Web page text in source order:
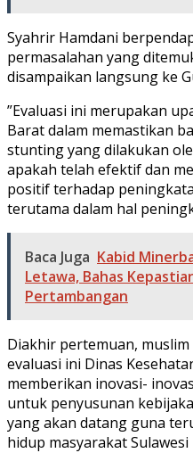
Syahrir Hamdani
permasalahan yang
disampaikan langsung ke
”Evaluasi ini merupakan
Barat dalam memastikan
stunting yang dilakukan
apakah telah efektif dan
positif terhadap
terutama dalam hal
Baca Juga Kabid
Letawa, Bahas
Pertambangan
Diakhir pertemuan,
evaluasi ini Dinas
memberikan inovasi-
untuk penyusunan
yang akan datang guna
hidup masyarakat Sulawesi